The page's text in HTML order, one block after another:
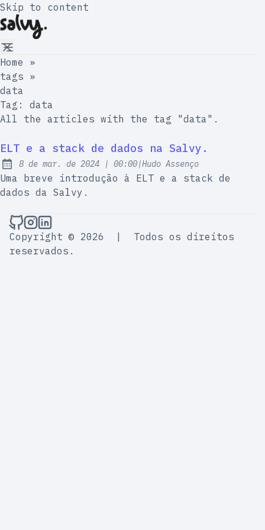
Skip to content
Home
»
tags »
data
Tag: data
All the articles with the tag "data".
ELT e a stack de dados na Salvy.
Publicado:
8 de mar. de 2024 | at
00:00|Hudo Assenço
Uma breve introdução à ELT e a stack de
dados da Salvy.
Building Salvy no Github
Building Salvy no Instagram
Building Salvy no LinkedIn
Copyright © 2026
|
Todos os direitos
reservados.